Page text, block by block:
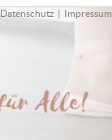
Datenschutz | Impressum